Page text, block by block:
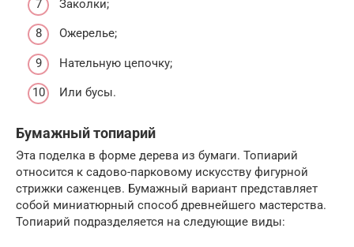
Заколки;
Ожерелье;
Нательную цепочку;
Или бусы.
Бумажный топиарий
Эта поделка в форме дерева из бумаги. Топиарий
относится к садово-парковому искусству фигурной
стрижки саженцев. Бумажный вариант представляет
собой миниатюрный способ древнейшего мастерства.
Топиарий подразделяется на следующие виды: